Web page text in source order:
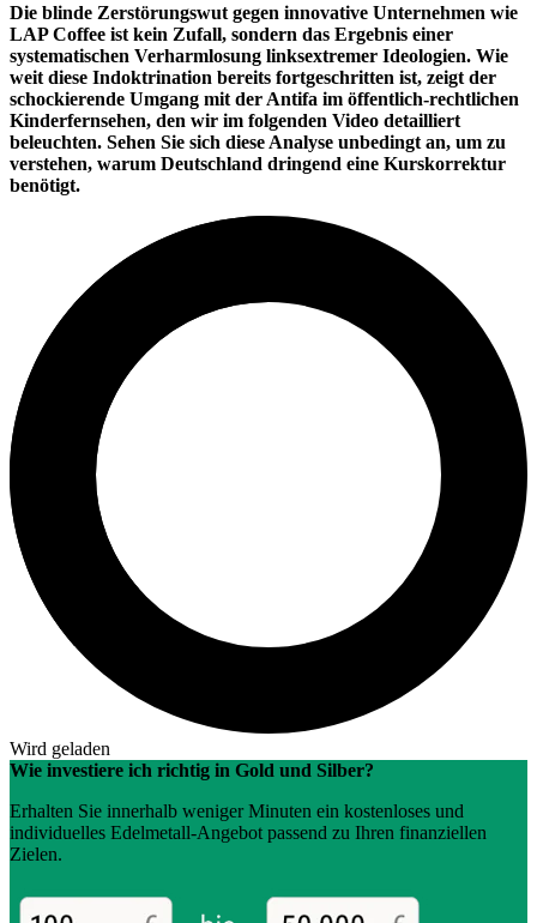
Die blinde Zerstörungswut gegen innovative Unternehmen wie
LAP Coffee ist kein Zufall, sondern das Ergebnis einer
systematischen Verharmlosung linksextremer Ideologien. Wie
weit diese Indoktrination bereits fortgeschritten ist, zeigt der
schockierende Umgang mit der Antifa im öffentlich-rechtlichen
Kinderfernsehen, den wir im folgenden Video detailliert
beleuchten. Sehen Sie sich diese Analyse unbedingt an, um zu
verstehen, warum Deutschland dringend eine Kurskorrektur
benötigt.
Wird geladen
Wie investiere ich richtig in Gold und Silber?
Erhalten Sie innerhalb weniger Minuten ein kostenloses und
individuelles Edelmetall-Angebot passend zu Ihren finanziellen
Zielen.